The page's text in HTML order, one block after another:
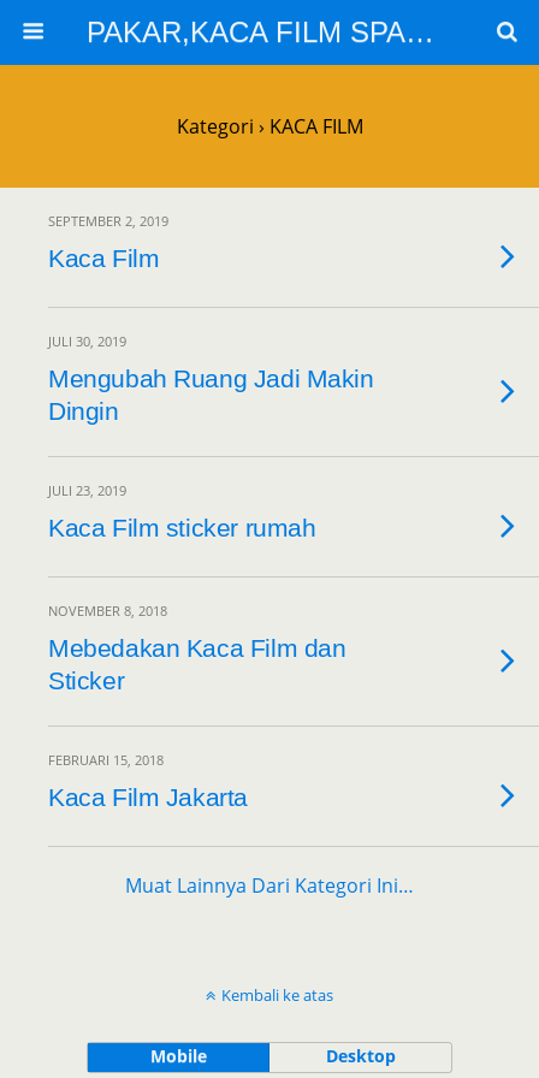
PAKAR,KACA FILM SPARTA,KACA FILM SOLARGARD
Kategori › KACA FILM
SEPTEMBER 2, 2019
Kaca Film
JULI 30, 2019
Mengubah Ruang Jadi Makin
Dingin
JULI 23, 2019
Kaca Film sticker rumah
NOVEMBER 8, 2018
Mebedakan Kaca Film dan
Sticker
FEBRUARI 15, 2018
Kaca Film Jakarta
Muat Lainnya Dari Kategori Ini…
Kembali ke atas
Mobile Desktop